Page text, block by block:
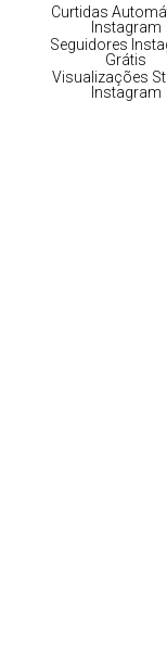
Curtidas
Instagram
Seguidores
Grátis
Visualizações
Instagram